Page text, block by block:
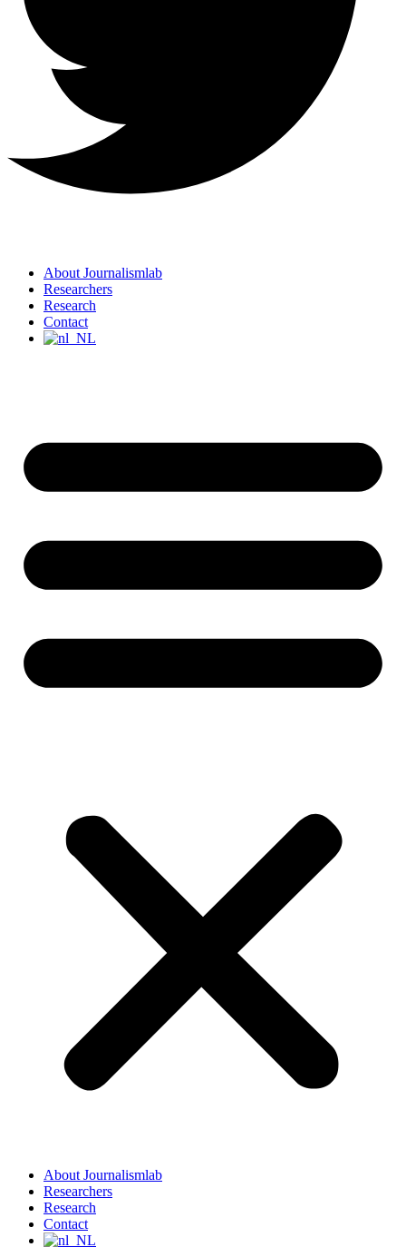
About Journalismlab
Researchers
Research
Contact
About Journalismlab
Researchers
Research
Contact